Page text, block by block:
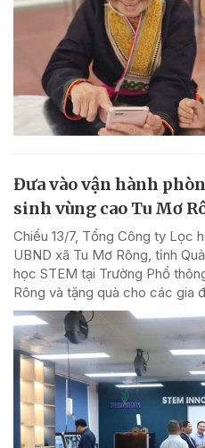
Đưa vào vận hành
sinh vùng cao Tu Mơ
Chiều 13/7, Tổng Công ty Lọc
UBND xã Tu Mơ Rông, tỉnh
học STEM tại Trường Phổ
Rông và tặng quà cho các gia